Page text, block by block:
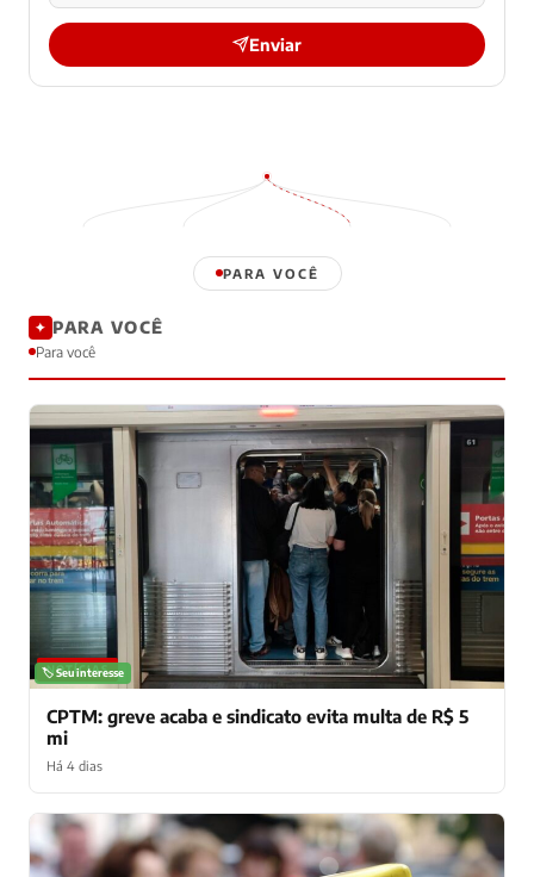
Enviar
PARA VOCÊ
✦ PARA VOCÊ
Para você
NOTÍCIAS
🏷️ Seu interesse
CPTM: greve acaba e sindicato evita multa de R$ 5
mi
Há 4 dias